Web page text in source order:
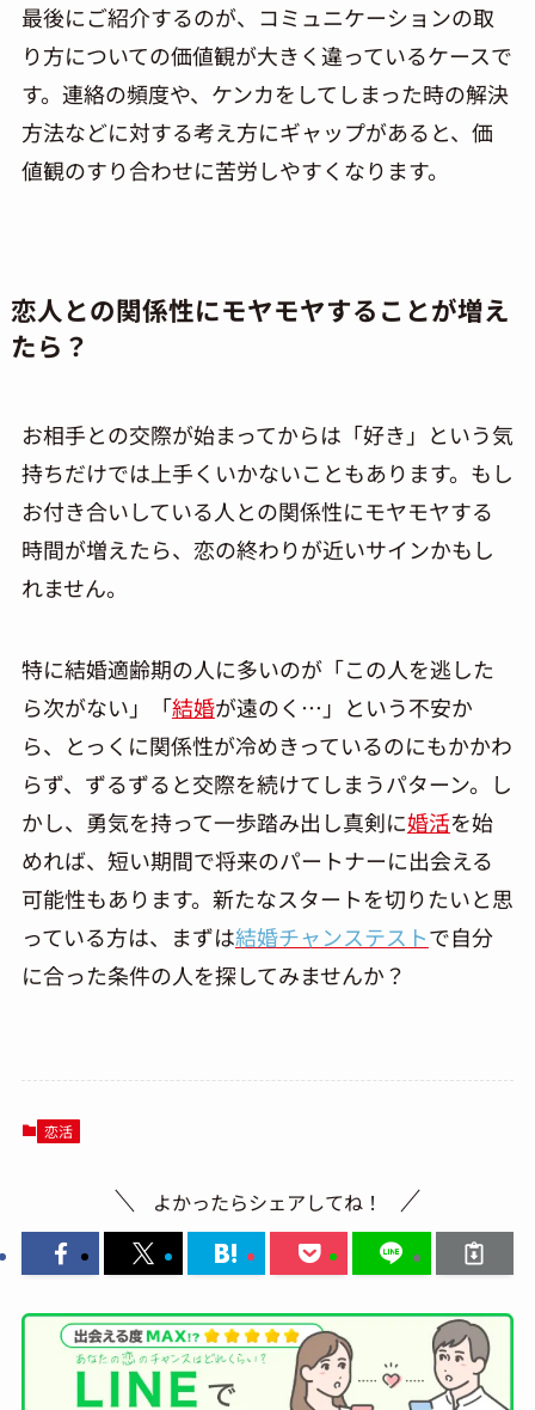
最後にご紹介するのが、コミュニケーションの取
り方についての価値観が大きく違っているケースで
す。連絡の頻度や、ケンカをしてしまった時の解決
方法などに対する考え方にギャップがあると、価
値観のすり合わせに苦労しやすくなります。
恋人との関係性にモヤモヤすることが増え
たら？
お相手との交際が始まってからは「好き」という気
持ちだけでは上手くいかないこともあります。もし
お付き合いしている人との関係性にモヤモヤする
時間が増えたら、恋の終わりが近いサインかもし
れません。
特に結婚適齢期の人に多いのが「この人を逃した
ら次がない」「結婚が遠のく…」という不安か
ら、とっくに関係性が冷めきっているのにもかかわ
らず、ずるずると交際を続けてしまうパターン。し
かし、勇気を持って一歩踏み出し真剣に婚活を始
めれば、短い期間で将来のパートナーに出会える
可能性もあります。新たなスタートを切りたいと思
っている方は、まずは結婚チャンステストで自分
に合った条件の人を探してみませんか？
恋活
よかったらシェアしてね！